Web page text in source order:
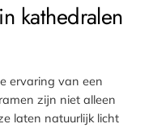
kathedralen
ervaring van een
zijn niet alleen
laten natuurlijk licht